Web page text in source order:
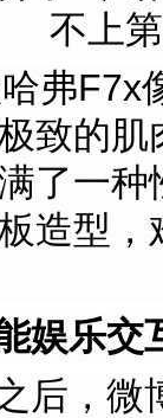
弗F7x
致的
了一
造型
娱乐交
后，微